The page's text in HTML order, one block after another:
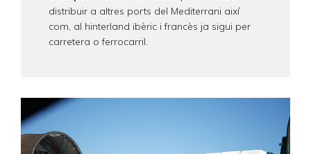
distribuir a altres ports del Mediterrani així
com, al hinterland ibèric i francès ja sigui per
carretera o ferrocarril.